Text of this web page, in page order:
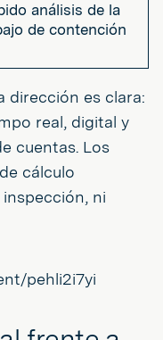
análisis de la
de contención
dirección es clara:
real, digital y
cuentas. Los
cálculo
ni